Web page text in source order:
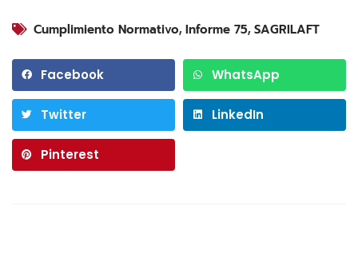
Cumplimiento Normativo,Informe 75,SAGRILAFT
Facebook WhatsApp
Twitter LinkedIn
Pinterest